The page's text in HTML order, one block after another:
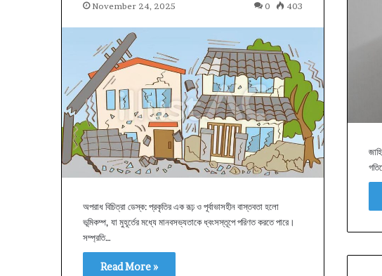
November 24, 2025 0 403
অপরাধ বিচিত্রা ডেস্ক: প্রকৃতির এক রূঢ় ও পূর্বাভাসহীন বাস্তবতা হলো
ভূমিকম্প, যা মুহূর্তের মধ্যে মানবসভ্যতাকে ধ্বংসস্তূপে পরিণত করতে পারে।
সম্প্রতি…
Read More »